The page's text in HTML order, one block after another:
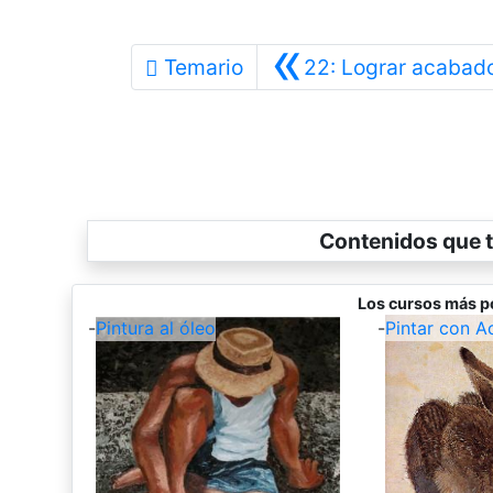
Temario «22: Lograr
Contenidos que
Los cursos más
-Pintura al óleo -Pintar con